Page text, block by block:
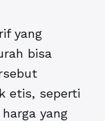
yang
bisa
etis, seperti
yang